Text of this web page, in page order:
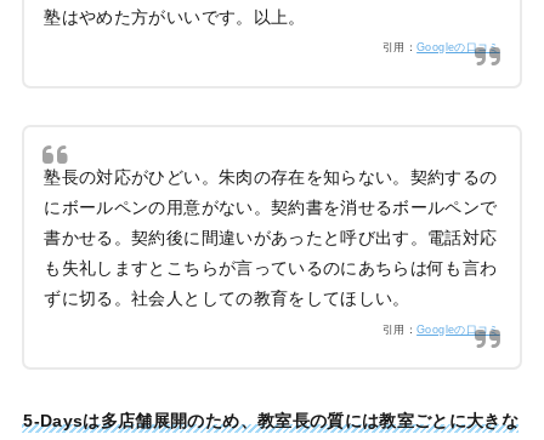
塾はやめた方がいいです。以上。
引用：Googleの口コミ
塾長の対応がひどい。朱肉の存在を知らない。契約するの
にボールペンの用意がない。契約書を消せるボールペンで
書かせる。契約後に間違いがあったと呼び出す。電話対応
も失礼しますとこちらが言っているのにあちらは何も言わ
ずに切る。社会人としての教育をしてほしい。
引用：Googleの口コミ
5-Daysは多店舗展開のため、教室長の質には教室ごとに大きな